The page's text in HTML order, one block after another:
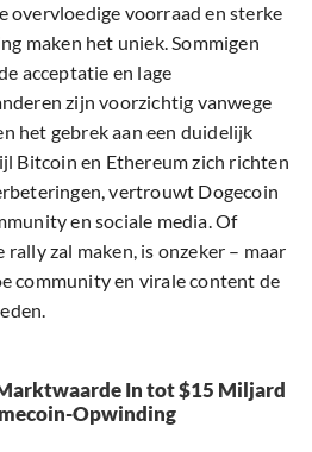
overvloedige voorraad en sterke
maken het uniek. Sommigen
acceptatie en lage
zijn voorzichtig vanwege
het gebrek aan een duidelijk
Bitcoin en Ethereum zich richten
vertrouwt Dogecoin
en sociale media. Of
zal maken, is onzeker – maar
community en virale content de
In tot $15 Miljard
Opwinding